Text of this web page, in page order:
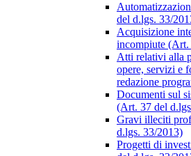
del d.lgs. 33/
Acquisizione
incompiute (Art.
Atti relativi alla
opere, servizi e
redazione
Documenti sul
(Art. 37 del
Gravi illeciti
d.lgs. 33/2013)
Progetti di